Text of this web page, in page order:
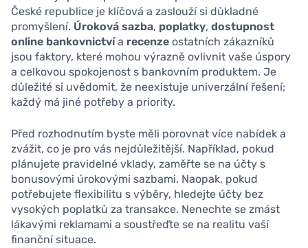
České republice je klíčová a zaslouží si důkladné
promyšlení. Úroková sazba, poplatky, dostupnost
online bankovnictvía recenze ostatních zákazníků
jsou faktory, které mohou výrazně ovlivnit vaše úspory
a celkovou spokojenost s bankovním produktem. Je
důležité si uvědomit, že neexistuje univerzální řešení;
každý má jiné potřeby a priority.
Před rozhodnutím byste měli porovnat více nabídek a
zvážit, co je pro vás nejdůležitější. Například, pokud
plánujete pravidelné vklady, zaměřte se na účty s
bonusovými úrokovými sazbami. Naopak, pokud
potřebujete flexibilitu s výběry, hledejte účty bez
vysokých poplatků za transakce. Nenechte se zmást
lákavými reklamami a soustřeďte se na realitu vaší
finanční situace.